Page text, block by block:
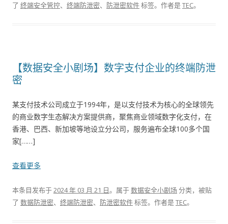
了 终端安全管控、 终端防泄密、 防泄密软件标签。 作者是TEC。
【数据安全小剧场】数字支付企业的终端防泄
密
某支付技术公司成立于1994年，是以支付技术为核心的全球领先
的商业数字生态解决方案提供商，聚焦商业领域数字化支付，在
香港、巴西、新加坡等地设立分公司，服务遍布全球100多个国
家[……]
查看更多
本条目发布于2024 年 03 月 21 日。属于数据安全小剧场分类，被贴
了 数据防泄密、 终端防泄密、 防泄密软件标签。 作者是TEC。